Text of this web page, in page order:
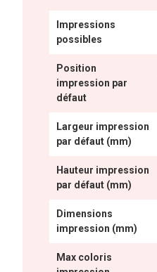
Impressions
possibles
Position
impression par
défaut
Largeur impression
par défaut (mm)
Hauteur impression
par défaut (mm)
Dimensions
impression (mm)
Max coloris